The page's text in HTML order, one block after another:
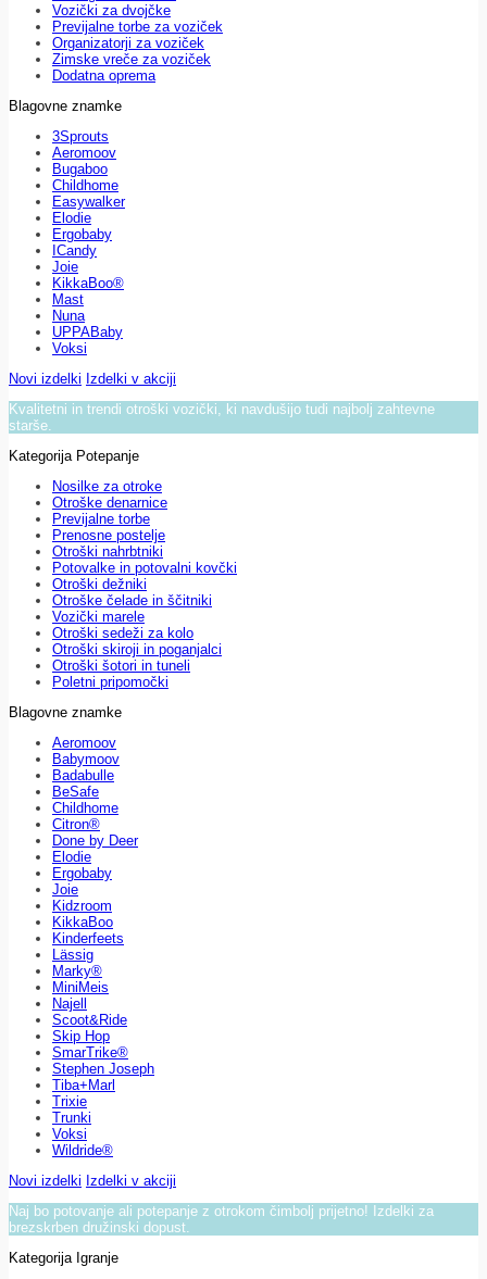
Vozički za dvojčke
Previjalne torbe za voziček
Organizatorji za voziček
Zimske vreče za voziček
Dodatna oprema
Blagovne znamke
3Sprouts
Aeromoov
Bugaboo
Childhome
Easywalker
Elodie
Ergobaby
ICandy
Joie
KikkaBoo®
Mast
Nuna
UPPABaby
Voksi
Novi izdelki Izdelki v akciji
Kvalitetni in trendi otroški vozički, ki navdušijo tudi najbolj zahtevne
starše.
Kategorija Potepanje
Nosilke za otroke
Otroške denarnice
Previjalne torbe
Prenosne postelje
Otroški nahrbtniki
Potovalke in potovalni kovčki
Otroški dežniki
Otroške čelade in ščitniki
Vozički marele
Otroški sedeži za kolo
Otroški skiroji in poganjalci
Otroški šotori in tuneli
Poletni pripomočki
Blagovne znamke
Aeromoov
Babymoov
Badabulle
BeSafe
Childhome
Citron®
Done by Deer
Elodie
Ergobaby
Joie
Kidzroom
KikkaBoo
Kinderfeets
Lässig
Marky®
MiniMeis
Najell
Scoot&Ride
Skip Hop
SmarTrike®
Stephen Joseph
Tiba+Marl
Trixie
Trunki
Voksi
Wildride®
Novi izdelki Izdelki v akciji
Naj bo potovanje ali potepanje z otrokom čimbolj prijetno! Izdelki za
brezskrben družinski dopust.
Kategorija Igranje